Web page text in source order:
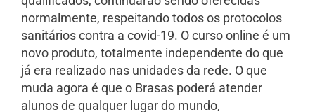
normalmente, respeitando todos os protocolos
sanitários contra a covid-19. O curso online é um
novo produto, totalmente independente do que
já era realizado nas unidades da rede. O que
muda agora é que o Brasas poderá atender
alunos de qualquer lugar do mundo,